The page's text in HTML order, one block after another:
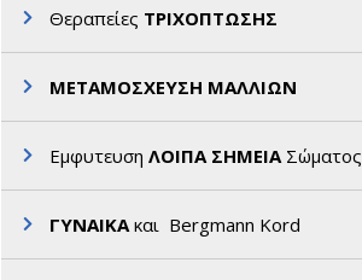
Θεραπείες ΤΡΙΧΟΠΤΩΣΗΣ
ΜΕΤΑΜΟΣΧΕΥΣΗ ΜΑΛΛΙΩΝ
Εμφυτευση ΛΟΙΠΑ ΣΗΜΕΙΑΣώματος
ΓΥΝΑΙΚΑκαι Bergmann Kord